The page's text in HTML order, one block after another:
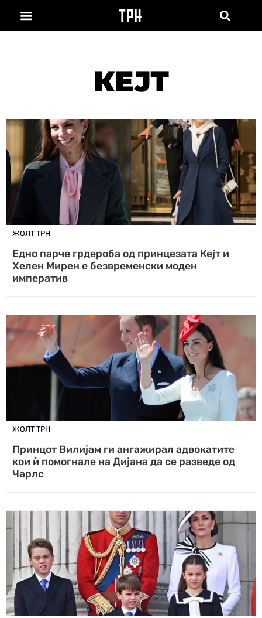
КЕЈТ
ЖОЛТ ТРН
Едно парче грдероба од принцезата Кејт и
Хелен Мирен е безвременски моден
императив
ЖОЛТ ТРН
Принцот Вилијам ги ангажирал адвокатите
кои ѝ помогнале на Дијана да се разведе од
Чарлс